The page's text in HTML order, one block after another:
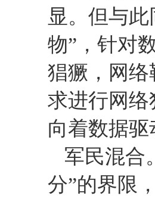
显。但与
物”，针对
猖獗，网
求进行网
向着数据
军民混合
分”的界限